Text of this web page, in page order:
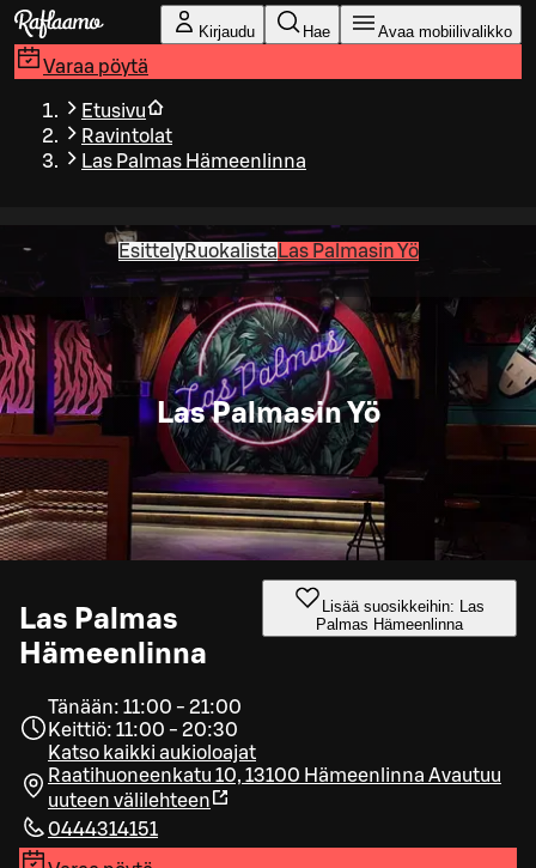
Siirry pääsisältöön
Kirjaudu Hae Avaa mobiilivalikko
Varaa pöytä
Etusivu
Ravintolat
Las Palmas Hämeenlinna
EsittelyRuokalista Las Palmasin Yö
Las Palmasin Yö
Las Palmas
Hämeenlinna
Lisää suosikkeihin: Las
Palmas Hämeenlinna
Tänään: 11:00 - 21:00
Keittiö: 11:00 - 20:30
Katso kaikki aukioloajat
Raatihuoneenkatu 10, 13100 Hämeenlinna Avautuu
uuteen välilehteen
0444314151